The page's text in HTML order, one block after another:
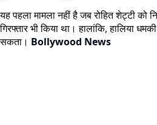
यह पहला मामला नहीं है जब रोहित शेट्टी
गिरफ्तार भी किया था। हालांकि, हालिया
सकता। Bollywood News